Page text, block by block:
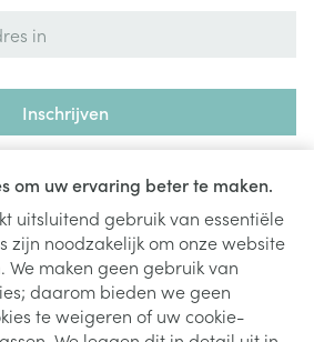
om uw ervaring beter te maken.
uitsluitend gebruik van essentiële
zijn noodzakelijk om onze website
maken geen gebruik van
daarom bieden we geen
te weigeren of uw cookie-
Inschrijven
met onzeprivacy policy.